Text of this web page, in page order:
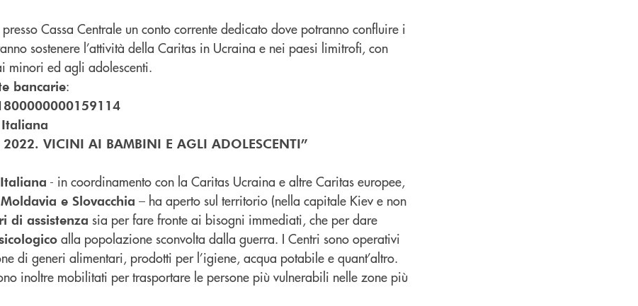
Cassa Centrale un conto corrente dedicato dove potranno confluire i
sostenere l’attività della Caritas in Ucraina e nei paesi limitrofi, con
minori ed agli adolescenti.
bancarie:
VICINI AI BAMBINI E AGLI ADOLESCENTI”
- in coordinamento con la Caritas Ucraina e altre Caritas europee,
e Slovacchia – ha aperto sul territorio (nella capitale Kiev e non
di assistenza sia per fare fronte ai bisogni immediati, che per dare
alla popolazione sconvolta dalla guerra. I Centri sono operativi
di generi alimentari, prodotti per l’igiene, acqua potabile e quant’altro.
inoltre mobilitati per trasportare le persone più vulnerabili nelle zone più